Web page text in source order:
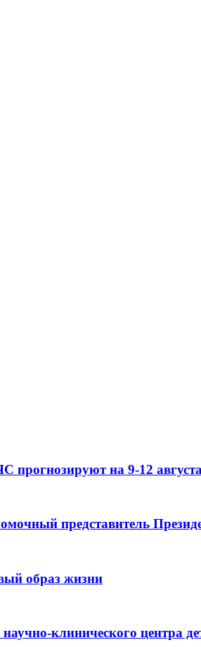
на 9-12 августа
представитель
образ жизни
клинического центра